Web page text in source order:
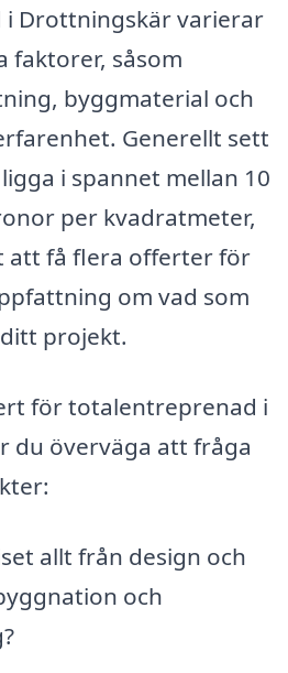
Drottningskär varierar
faktorer, såsom
byggmaterial och
Generellt sett
i spannet mellan 10
per kvadratmeter,
att få flera offerter för
om vad som
projekt.
för totalentreprenad i
du överväga att fråga
allt från design och
och